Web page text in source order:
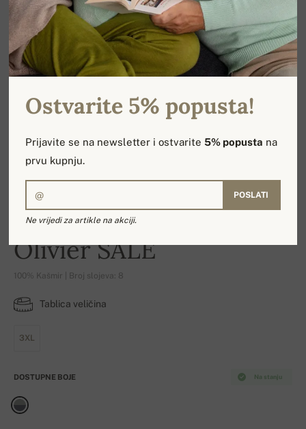
-17%
Olivier SALE
100% Kašmir | Broj slojeva: 8
Tablica veličina
3XL
Na stanju
DOSTUPNE BOJE
Ostvarite 5% popusta!
Prijavite se na newsletter i ostvarite5% popusta na
prvu kupnju.
POSLATI
Ne vrijedi za artikle na akciji.